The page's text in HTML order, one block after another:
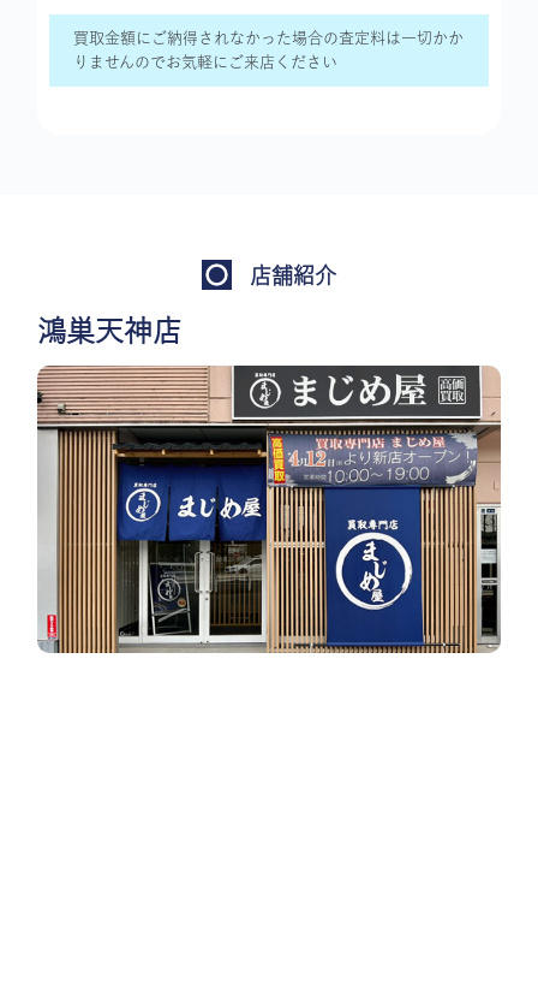
買取金額にご納得されなかった場合の査定料は一切かか
りませんのでお気軽にご来店ください
店舗紹介
鴻巣天神店